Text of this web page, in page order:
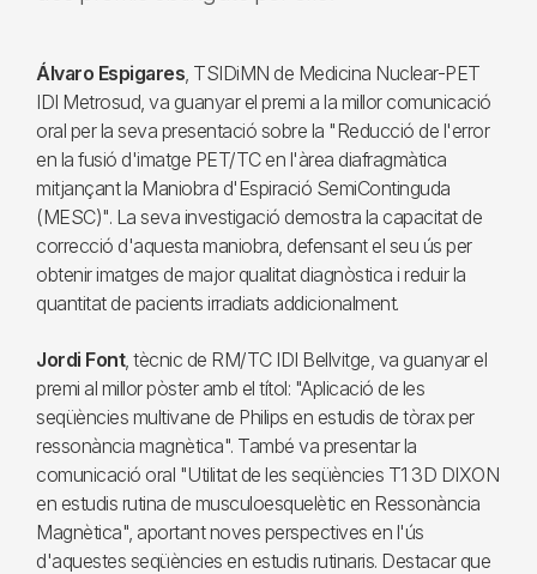
Álvaro Espigares, TSIDiMN de Medicina Nuclear-PET
IDI Metrosud, va guanyar el premi a la millor comunicació
oral per la seva presentació sobre la "Reducció de l'error
en la fusió d'imatge PET/TC en l'àrea diafragmàtica
mitjançant la Maniobra d'Espiració SemiContinguda
(MESC)". La seva investigació demostra la capacitat de
correcció d'aquesta maniobra, defensant el seu ús per
obtenir imatges de major qualitat diagnòstica i reduir la
quantitat de pacients irradiats addicionalment.
Jordi Font, tècnic de RM/TC IDI Bellvitge, va guanyar el
premi al millor pòster amb el títol: "Aplicació de les
seqüències multivane de Philips en estudis de tòrax per
ressonància magnètica". També va presentar la
comunicació oral "Utilitat de les seqüències T1 3D DIXON
en estudis rutina de musculoesquelètic en Ressonància
Magnètica", aportant noves perspectives en l'ús
d'aquestes seqüències en estudis rutinaris. Destacar que